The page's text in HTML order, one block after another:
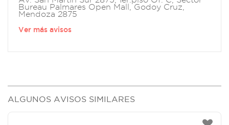
Bureau Palmares Open Mall, Godoy Cruz,
Mendoza 2875
Ver más avisos
ALGUNOS AVISOS SIMILARES